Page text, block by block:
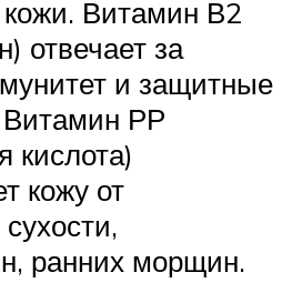
Витамин В2
отвечает за
и защитные
РР
кислота)
кожу от
ранних морщин.